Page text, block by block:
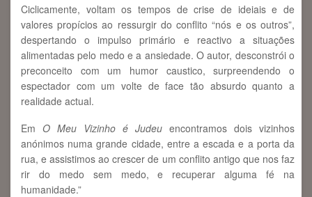
Ciclicamente, voltam os tempos de crise de ideiais e de
valores propícios ao ressurgir do conflito “nós e os outros”,
despertando o impulso primário e reactivo a situações
alimentadas pelo medo e a ansiedade. O autor, desconstrói o
preconceito com um humor caustico, surpreendendo o
espectador com um volte de face tão absurdo quanto a
realidade actual.
Em O Meu Vizinho é Judeu encontramos dois vizinhos
anónimos numa grande cidade, entre a escada e a porta da
rua, e assistimos ao crescer de um conflito antigo que nos faz
rir do medo sem medo, e recuperar alguma fé na
humanidade.”